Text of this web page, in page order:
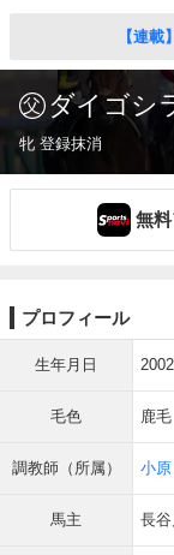
【連
ダイゴシ
牝 登録抹消
無
プロフィール
生年月日
毛色 鹿毛
調教師（所属） 小
馬主 長谷